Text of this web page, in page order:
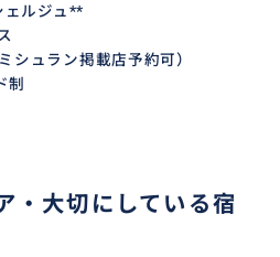
ェルジュ**
シュラン掲載店予約可）
制
・大切にしている宿